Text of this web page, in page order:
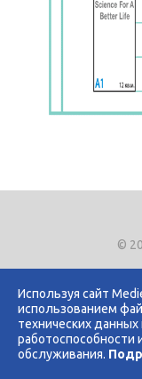
Используя сайт
использованием
технических
работоспособности
обслуживания.
©
E-